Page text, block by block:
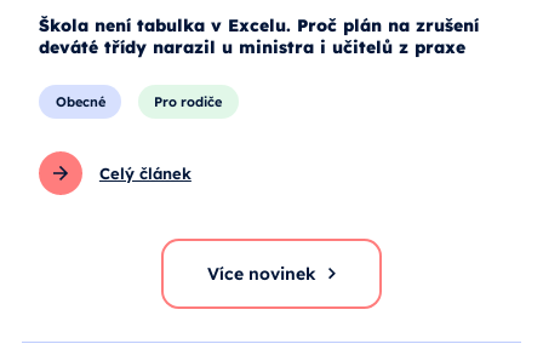
Škola není tabulka v Excelu. Proč plán na zrušení
deváté třídy narazil u ministra i učitelů z praxe
Obecné Pro rodiče
Celý článek
Více novinek